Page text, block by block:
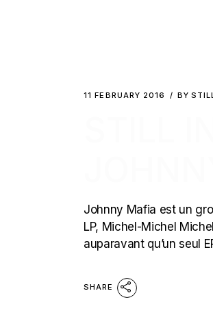
11 FEBRUARY 2016 BY
Johnny Mafia est un
LP, Michel​-​Michel
auparavant qu’un seul
SHARE